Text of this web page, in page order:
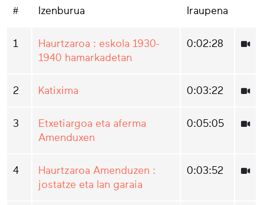
# Izenburua Iraupena
1
Haurtzaroa : eskola 1930-
1940 hamarkadetan
0:02:28
2 Katixima 0:03:22
3
Etxetiargoa eta aferma
Amenduxen
0:05:05
4
Haurtzaroa Amenduzen :
jostatze eta lan garaia
0:03:52